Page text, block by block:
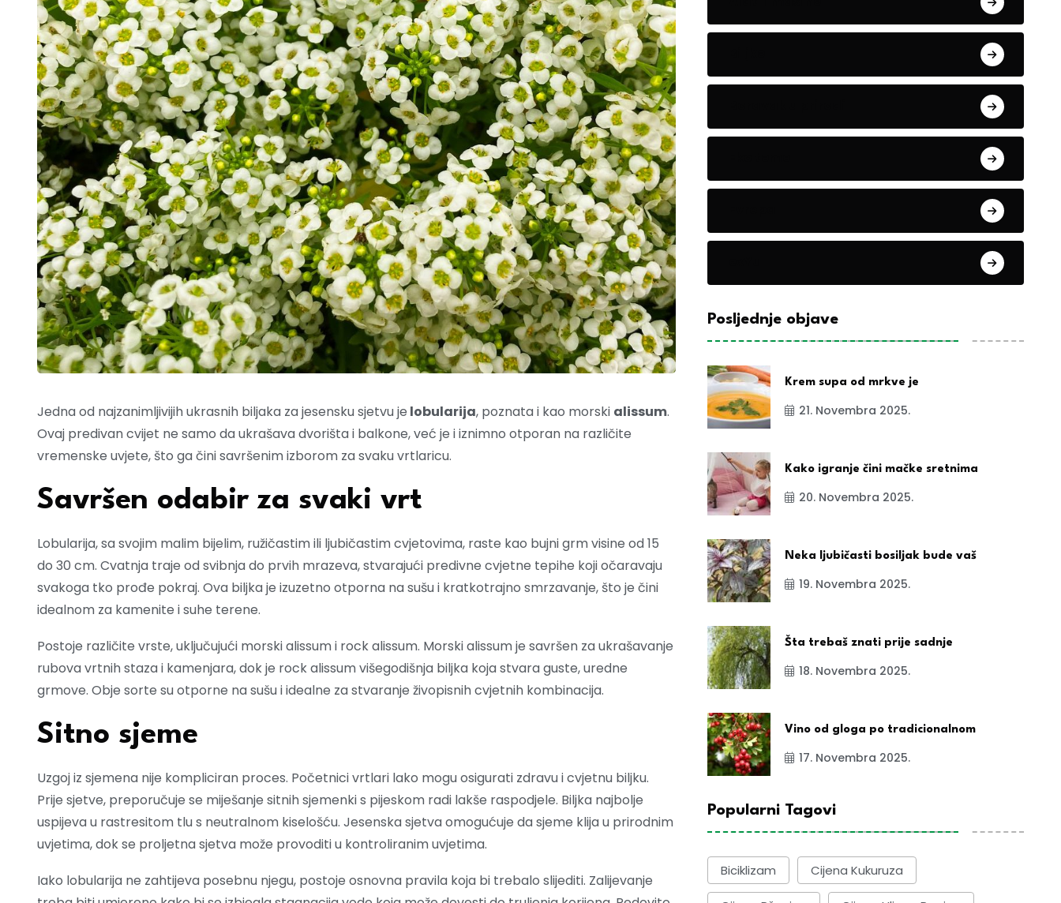
Jedna od najzanimljivijih ukrasnih biljaka za jesensku sjetvu je lobularija, poznata i kao morski alissum.
Ovaj predivan cvijet ne samo da ukrašava dvorišta i balkone, već je i iznimno otporan na različite
vremenske uvjete, što ga čini savršenim izborom za svaku vrtlaricu.
Savršen odabir za svaki vrt
Lobularija, sa svojim malim bijelim, ružičastim ili ljubičastim cvjetovima, raste kao bujni grm visine od 15
do 30 cm. Cvatnja traje od svibnja do prvih mrazeva, stvarajući predivne cvjetne tepihe koji očaravaju
svakoga tko prođe pokraj. Ova biljka je izuzetno otporna na sušu i kratkotrajno smrzavanje, što je čini
idealnom za kamenite i suhe terene.
Postoje različite vrste, uključujući morski alissum i rock alissum. Morski alissum je savršen za ukrašavanje
rubova vrtnih staza i kamenjara, dok je rock alissum višegodišnja biljka koja stvara guste, uredne
grmove. Obje sorte su otporne na sušu i idealne za stvaranje živopisnih cvjetnih kombinacija.
Sitno sjeme
Uzgoj iz sjemena nije kompliciran proces. Početnici vrtlari lako mogu osigurati zdravu i cvjetnu biljku.
Prije sjetve, preporučuje se miješanje sitnih sjemenki s pijeskom radi lakše raspodjele. Biljka najbolje
uspijeva u rastresitom tlu s neutralnom kiselošću. Jesenska sjetva omogućuje da sjeme klija u prirodnim
uvjetima, dok se proljetna sjetva može provoditi u kontroliranim uvjetima.
Iako lobularija ne zahtijeva posebnu njegu, postoje osnovna pravila koja bi trebalo slijediti. Zalijevanje
Posljednje objave
Krem supa od mrkve je
21. Novembra 2025.
Kako igranje čini mačke sretnima
20. Novembra 2025.
Neka ljubičasti bosiljak bude vaš
19. Novembra 2025.
Šta trebaš znati prije sadnje
18. Novembra 2025.
Vino od gloga po tradicionalnom
17. Novembra 2025.
Popularni Tagovi
Biciklizam Cijena Kukuruza